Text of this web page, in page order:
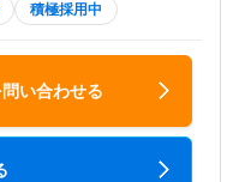
積極採用中
い合わせる